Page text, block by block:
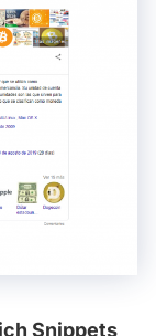
Snippets